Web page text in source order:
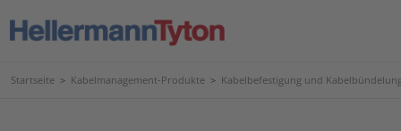
Startseite > Kabelmanagement-Produkte > Kabelbefestigung und